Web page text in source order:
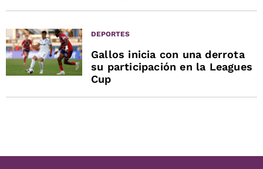
DEPORTES
Gallos inicia con una derrota
su participación en la Leagues
Cup